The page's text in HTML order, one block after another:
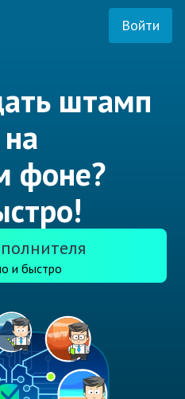
Войти
штамп
фоне?
и быстро